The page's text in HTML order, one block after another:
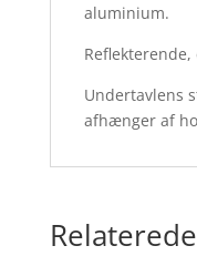
aluminium.
Undertavlens
afhænger af